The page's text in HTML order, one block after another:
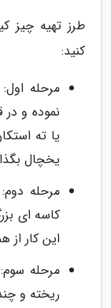
طرز تهیه چیز
کنید:
مرحله
نموده و
یخچال
مرحله
کاسه ای
این کار از
مرحله
ریخته و